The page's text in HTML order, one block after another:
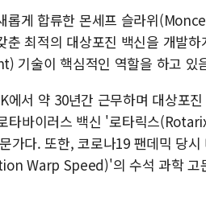
롭게 합류한 몬세프 슬라위
춘 최적의 대상포진 백신을 개발
기술이 핵심적인 역할을 하고 있
에서 약 30년간 근무하며 대상
타바이러스 백신 '로타릭스
가다. 또한, 코로나19 팬데믹 당
Warp Speed)'의 수석 과학 고